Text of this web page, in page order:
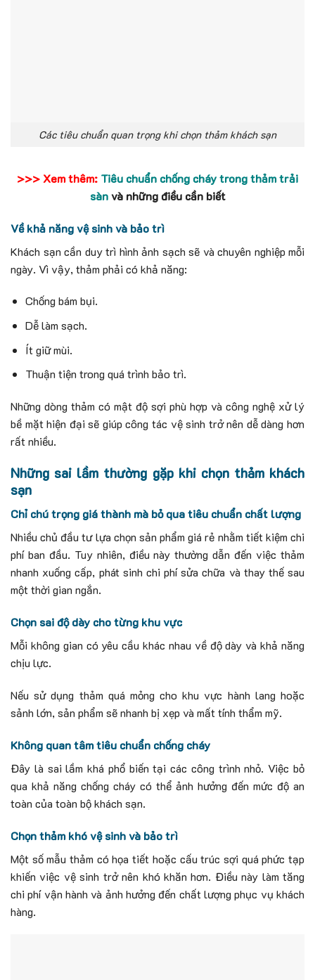
Các tiêu chuẩn quan trọng khi chọn thảm khách sạn
>>> Xem thêm: Tiêu chuẩn chống cháy trong thảm trải
sànvà những điều cần biết
Về khả năng vệ sinh và bảo trì
Khách sạn cần duy trì hình ảnh sạch sẽ và chuyên nghiệp mỗi
ngày. Vì vậy, thảm phải có khả năng:
Chống bám bụi.
Dễ làm sạch.
Ít giữ mùi.
Thuận tiện trong quá trình bảo trì.
Những dòng thảm có mật độ sợi phù hợp và công nghệ xử lý
bề mặt hiện đại sẽ giúp công tác vệ sinh trở nên dễ dàng hơn
rất nhiều.
Những sai lầm thường gặp khi chọn thảm khách
sạn
Chỉ chú trọng giá thành mà bỏ qua tiêu chuẩn chất lượng
Nhiều chủ đầu tư lựa chọn sản phẩm giá rẻ nhằm tiết kiệm chi
phí ban đầu. Tuy nhiên, điều này thường dẫn đến việc thảm
nhanh xuống cấp, phát sinh chi phí sửa chữa và thay thế sau
một thời gian ngắn.
Chọn sai độ dày cho từng khu vực
Mỗi không gian có yêu cầu khác nhau về độ dày và khả năng
chịu lực.
Nếu sử dụng thảm quá mỏng cho khu vực hành lang hoặc
sảnh lớn, sản phẩm sẽ nhanh bị xẹp và mất tính thẩm mỹ.
Không quan tâm tiêu chuẩn chống cháy
Đây là sai lầm khá phổ biến tại các công trình nhỏ. Việc bỏ
qua khả năng chống cháy có thể ảnh hưởng đến mức độ an
toàn của toàn bộ khách sạn.
Chọn thảm khó vệ sinh và bảo trì
Một số mẫu thảm có họa tiết hoặc cấu trúc sợi quá phức tạp
khiến việc vệ sinh trở nên khó khăn hơn. Điều này làm tăng
chi phí vận hành và ảnh hưởng đến chất lượng phục vụ khách
hàng.